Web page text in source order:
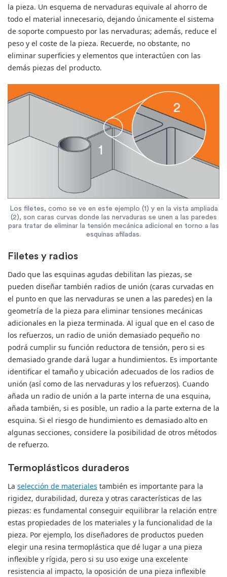
la pieza. Un esquema de nervaduras equivale al ahorro de
todo el material innecesario, dejando únicamente el sistema
de soporte compuesto por las nervaduras; además, reduce el
peso y el coste de la pieza. Recuerde, no obstante, no
eliminar superficies y elementos que interactúen con las
demás piezas del producto.
Los filetes, como se ve en este ejemplo (1) y en la vista ampliada
(2), son caras curvas donde las nervaduras se unen a las paredes
para tratar de eliminar la tensión mecánica adicional en torno a las
esquinas afiladas.
Filetes y radios
Dado que las esquinas agudas debilitan las piezas, se
pueden diseñar también radios de unión (caras curvadas en
el punto en que las nervaduras se unen a las paredes) en la
geometría de la pieza para eliminar tensiones mecánicas
adicionales en la pieza terminada. Al igual que en el caso de
los refuerzos, un radio de unión demasiado pequeño no
podrá cumplir su función reductora de tensión, pero si es
demasiado grande dará lugar a hundimientos. Es importante
identificar el tamaño y ubicación adecuados de los radios de
unión (así como de las nervaduras y los refuerzos). Cuando
añada un radio de unión a la parte interna de una esquina,
añada también, si es posible, un radio a la parte externa de la
esquina. Si el riesgo de hundimiento es demasiado alto en
algunas secciones, considere la posibilidad de otros métodos
de refuerzo.
Termoplásticos duraderos
La selección de materiales también es importante para la
rigidez, durabilidad, dureza y otras características de las
piezas: es fundamental conseguir equilibrar la relación entre
estas propiedades de los materiales y la funcionalidad de la
pieza. Por ejemplo, los diseñadores de productos pueden
elegir una resina termoplástica que dé lugar a una pieza
inflexible y rígida, pero si su uso exige una excelente
resistencia al impacto, la oposición de una pieza inflexible